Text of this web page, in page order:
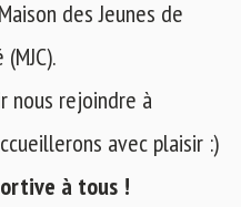
des Jeunes de
nous rejoindre à
avec plaisir :)
à tous !